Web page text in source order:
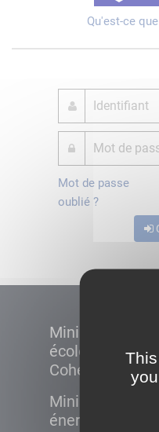
Qu'est-ce
Mot de passe
oublié ?
Ministère de la
écologique et
Cohésion des
Ministère de la
énergétique